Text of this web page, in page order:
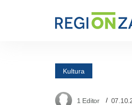
Kultura
1 Editor